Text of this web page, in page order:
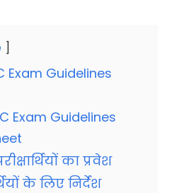
Exam Guidelines
Exam Guidelines
का प्रवेश
के लिए निर्देश